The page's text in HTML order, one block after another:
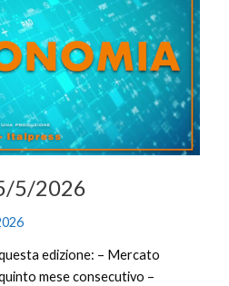
5/2026
edizione: – Mercato
mese consecutivo –